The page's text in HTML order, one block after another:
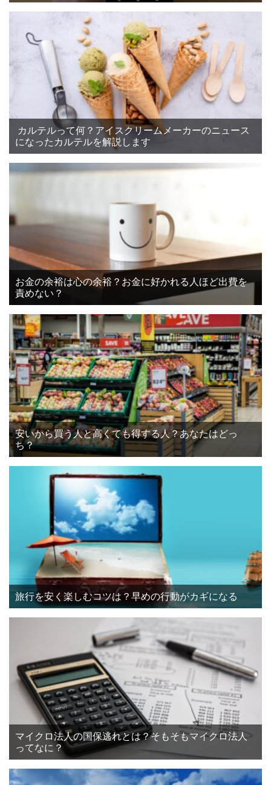
カルテルって何？アイスクリームメーカーのニュース
になったカルテルを解説します
お金の余裕は心の余裕？お金に好かれる人ほど出費を
責めない？
安いから買う人と高くても得する人？あなたはどっ
ち？
旅行を安く楽しむコツは？早めの行動がカギになる
マイクロ法人の国保逃れとは？そもそもマイクロ法人
ってなに？